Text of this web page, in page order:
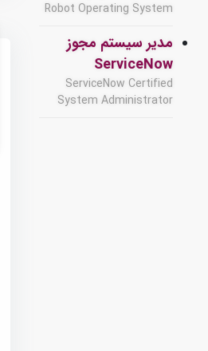
Robot Operating System
مدیر سیستم مجوز
ServiceNow
ServiceNow Certified
System Administrator